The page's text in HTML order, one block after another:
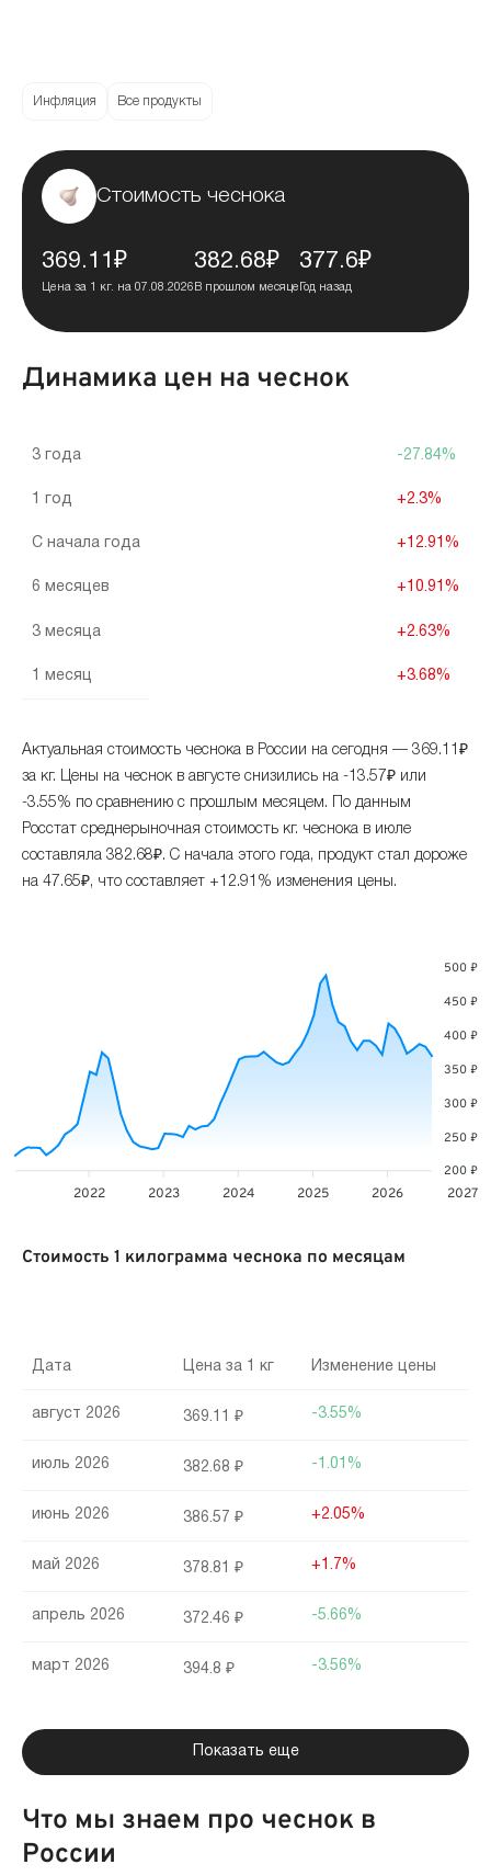
Инфляция Все продукты
Стоимость чеснока
369.11₽
Цена за 1 кг. на 07.08.2026
382.68₽
В прошлом месяце
377.6₽
Год назад
Динамика цен на чеснок
3 года
1 год
С начала года
6 месяцев
3 месяца
1 месяц
-27.84%
+2.3%
+12.91%
+10.91%
+2.63%
+3.68%
Актуальная стоимость чеснока в России на сегодня — 369.11₽
за кг. Цены на чеснок в августе снизились на -13.57₽ или
-3.55% по сравнению с прошлым месяцем. По данным
Росстат среднерыночная стоимость кг. чеснока в июле
составляла 382.68₽. С начала этого года, продукт стал дороже
на 47.65₽, что составляет +12.91% изменения цены.
500 ₽
450 ₽
400 ₽
350 ₽
300 ₽
250 ₽
200 ₽
2022 2023 2024 2025 2026 2027
Стоимость 1 килограмма чеснока по месяцам
Дата Цена за 1 кг Изменение цены
август 2026 369.11 ₽ -3.55%
июль 2026 382.68 ₽ -1.01%
июнь 2026 386.57 ₽ +2.05%
май 2026 378.81 ₽ +1.7%
апрель 2026 372.46 ₽ -5.66%
март 2026 394.8 ₽ -3.56%
январь 2026
декабрь 2025 370.94 ₽ -3.41%
ноябрь 2025
Показать еще
Что мы знаем про чеснок в
России